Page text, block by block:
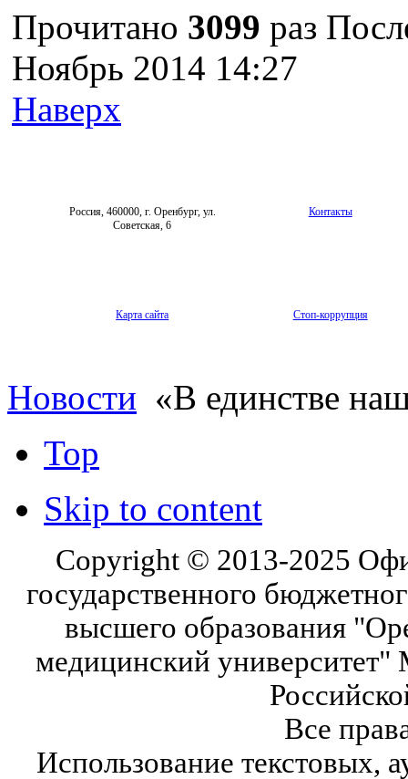
Прочитано 3099 раз
Ноябрь 2014 14:27
Наверх
Россия, 460000, г. Оренбург, ул.
Советская, 6
Контакты
Карта сайта Стоп-коррупция
Новости «В единстве
Top
Skip to content
Copyright © 2013-2025
государственного
высшего образования
медицинский университет"
Все
Использование текстовых,